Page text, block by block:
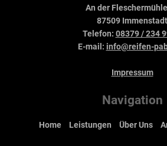
An der
87509 Immenstadt
Telefon: 08379 / 234
E-mail: info@reifen-
Impressum
Navigation
Home Leistungen Über Uns